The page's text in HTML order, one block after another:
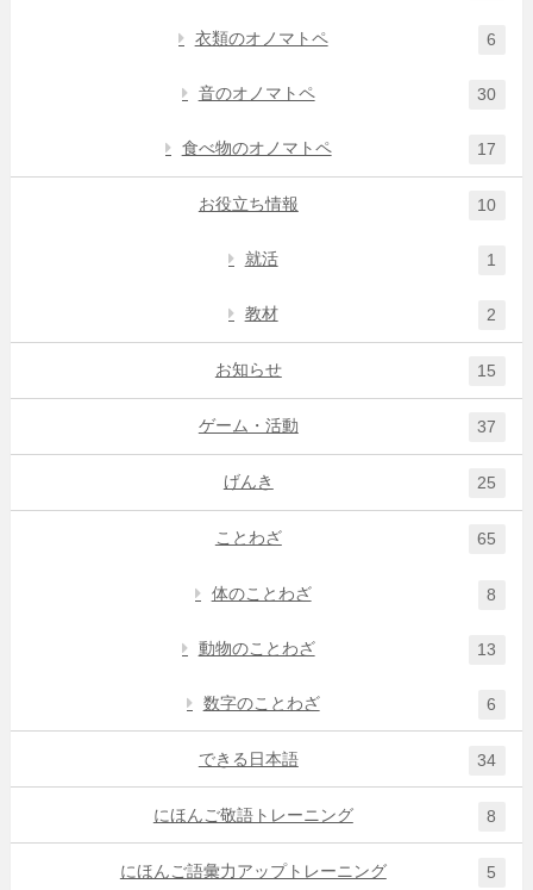
衣類のオノマトペ 6
音のオノマトペ 30
食べ物のオノマトペ 17
お役立ち情報 10
就活 1
教材 2
お知らせ 15
ゲーム・活動 37
げんき 25
ことわざ 65
体のことわざ 8
動物のことわざ 13
数字のことわざ 6
できる日本語 34
にほんご敬語トレーニング 8
にほんご語彙力アップトレーニング 5